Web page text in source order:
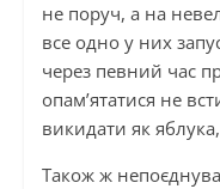
не поруч, а на
все одно у них
через певний час
опам’ятатися не
викидати як
Також ж